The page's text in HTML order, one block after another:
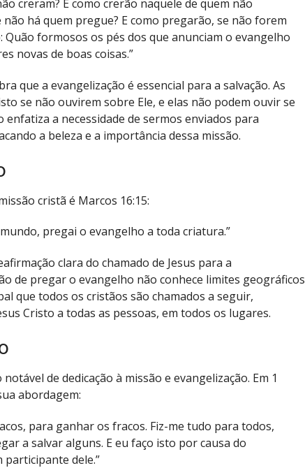
creram? E como crerão naquele de quem não
há quem pregue? E como pregarão, se não forem
Quão formosos os pés dos que anunciam o evangelho
novas de boas coisas.”
que a evangelização é essencial para a salvação. As
se não ouvirem sobre Ele, e elas não podem ouvir se
a necessidade de sermos enviados para
a beleza e a importância dessa missão.
cristã é Marcos 16:15:
pregai o evangelho a toda criatura.”
clara do chamado de Jesus para a
de pregar o evangelho não conhece limites geográficos
que todos os cristãos são chamados a seguir,
Cristo a todas as pessoas, em todos os lugares.
de dedicação à missão e evangelização. Em 1
abordagem:
para ganhar os fracos. Fiz-me tudo para todos,
a salvar alguns. E eu faço isto por causa do
dele.”